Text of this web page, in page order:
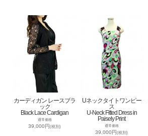
カーディガン レースブラ
ック
Black Lace Cardigan
通常価格
39,000円(税別)
Uネックタイトワンピー
ス
U-Neck Fitted Dress in
Paisely Print
通常価格
39,000円(税別)